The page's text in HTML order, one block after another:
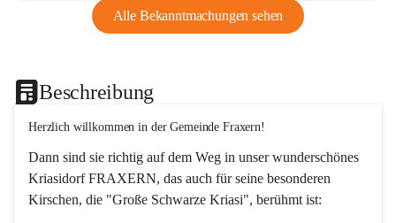
Alle Bekanntmachungen sehen
Beschreibung
Herzlich willkommen in der Gemeinde Fraxern!
Dann sind sie richtig auf dem Weg in unser wunderschönes
Kriasidorf FRAXERN, das auch für seine besonderen
Kirschen, die "Große Schwarze Kriasi", berühmt ist: